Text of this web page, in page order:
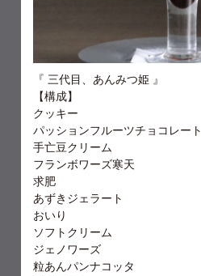
『 三代目、あんみつ姫 』
【構成】
クッキー
パッションフルーツチョコレート
手亡豆クリーム
フランボワーズ寒天
求肥
あずきジェラート
おいり
ソフトクリーム
ジェノワーズ
粒あんパンナコッタ